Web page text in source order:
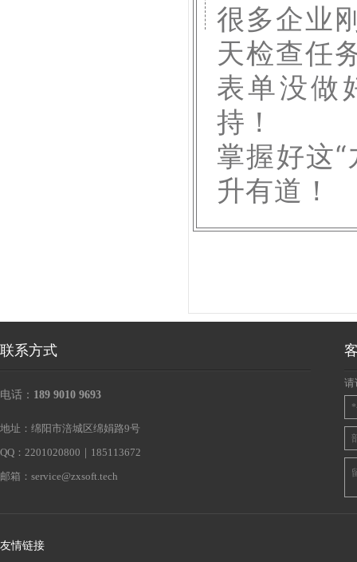
很多企业
天检查任
表单没做
持！
掌握好这
升有道！
联系方式
电话： 189 9010 9693
地址：绵阳市涪城区绵娟路9号
QQ：2201020800｜185113672
邮箱： service@zxsoft.tech
请
友情链接